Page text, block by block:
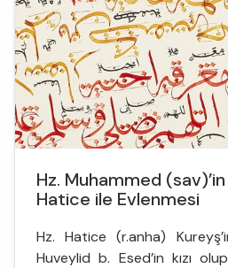
Hz. Muhammed (sav)’in
Hatice ile Evlenmesi
Hz. Hatice (r.anha)
Huveylid b. Esed’in kızı